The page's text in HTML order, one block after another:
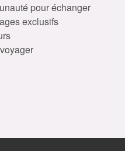
pour échanger
exclusifs